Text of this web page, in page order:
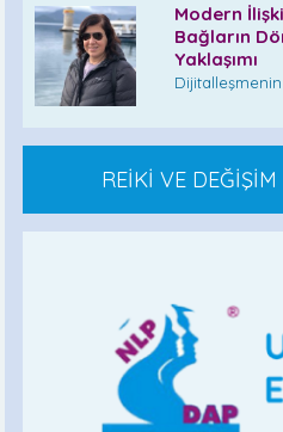
Modern
Bağların
Yaklaşımı
Dijitalleşmenin
REİKİ VE